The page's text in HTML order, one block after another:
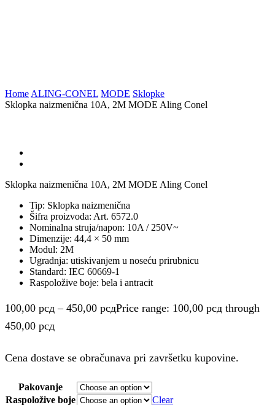
Home ALING-CONEL MODE Sklopke
Sklopka naizmenična 10A, 2M MODE Aling Conel
Sklopka naizmenična 10A, 2M MODE Aling Conel
Tip: Sklopka naizmenična
Šifra proizvoda: Art. 6572.0
Nominalna struja/napon: 10A / 250V~
Dimenzije: 44,4 × 50 mm
Modul: 2M
Ugradnja: utiskivanjem u noseću prirubnicu
Standard: IEC 60669-1
Raspoložive boje: bela i antracit
100,00 рсд – 450,00 рсдPrice range: 100,00 рсд through
450,00 рсд
Cena dostave se obračunava pri završetku kupovine.
Pakovanje
Raspoložive boje
Clear